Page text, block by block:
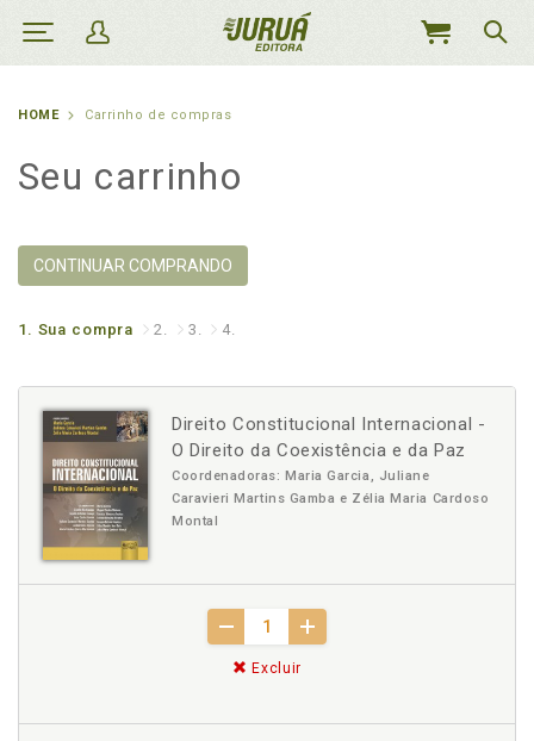
MEU
HOME Carrinho de compras
Seu carrinho
CONTINUAR COMPRANDO
1. Sua compra 2. 3. 4.
Direito Constitucional Internacional -
O Direito da Coexistência e da Paz
Coordenadoras: Maria Garcia, Juliane
Caravieri Martins Gamba e Zélia Maria Cardoso
Montal
Excluir